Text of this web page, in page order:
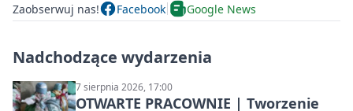
Zaobserwuj nas! Facebook Google News
Nadchodzące wydarzenia
7 sierpnia 2026, 17:00
OTWARTE PRACOWNIE | Tworzenie